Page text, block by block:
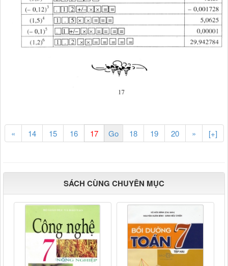
« 14 15 16 18 19 20 » [+]
SÁCH CÙNG CHUYÊN MỤC